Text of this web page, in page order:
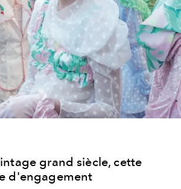
grand siècle, cette
d'engagement